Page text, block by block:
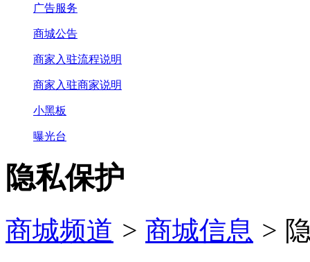
广告服务
商城公告
商家入驻流程说明
商家入驻商家说明
小黑板
曝光台
隐私保护
商城频道 > 商城信息 >